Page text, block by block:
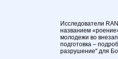
Исследователи
названием
молодежи во
подготовка –
разрушение" для